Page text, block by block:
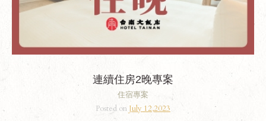
連續住房2晚專案
住宿專案
Posted on July 12,2023